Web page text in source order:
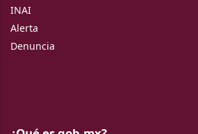
INAI
Alerta
Denuncia